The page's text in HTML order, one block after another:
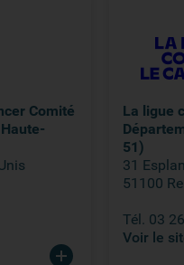
Comité
La ligue
51)
31
51100
Tél. 03
Voir le